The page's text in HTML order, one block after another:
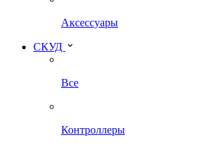
Аксессуары
СКУД
Все
Контроллеры